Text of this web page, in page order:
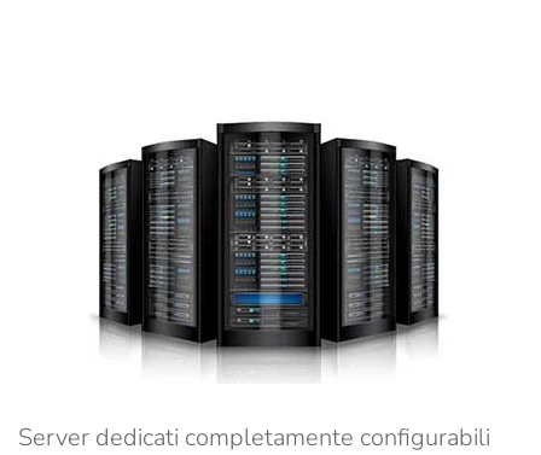
Server dedicati completamente configurabili